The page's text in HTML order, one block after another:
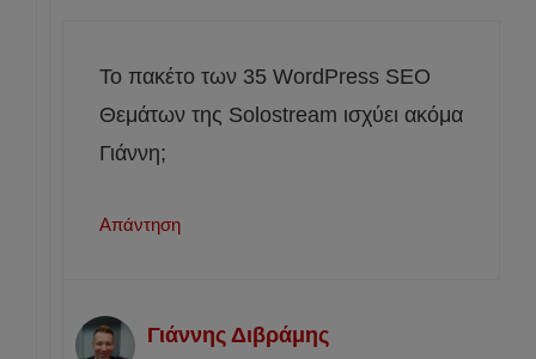
Το πακέτο των 35 WordPress SEO
Θεμάτων της Solostream ισχύει ακόμα
Γιάννη;
Απάντηση
Γιάννης Διβράμης